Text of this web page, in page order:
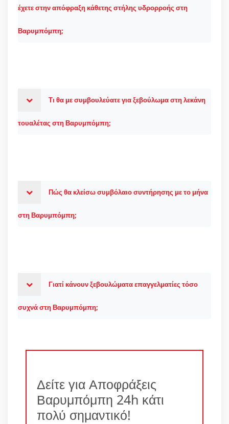
έχετε στην απόφραξη κάθετης στήλης υδρορροής στη
Βαρυμπόμπη;
Τι θα με συμβουλεύατε για ξεβούλωμα στη λεκάνη
τουαλέτας στη Βαρυμπόμπη;
Πώς θα κλείσω συμβόλαιο συντήρησης με το μήνα
στη Βαρυμπόμπη;
Γιατί κάνουν ξεβουλώματα επαγγελματίες τόσο
συχνά στη Βαρυμπόμπη;
Δείτε για Αποφράξεις
Βαρυμπόμπη 24h κάτι
πολύ σημαντικό!